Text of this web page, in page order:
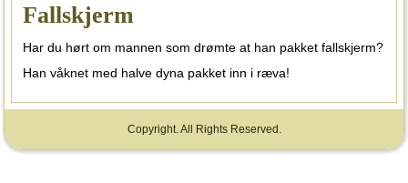
Fallskjerm
Har du hørt om mannen som drømte at han pakket fallskjerm?
Han våknet med halve dyna pakket inn i ræva!
Copyright. All Rights Reserved.